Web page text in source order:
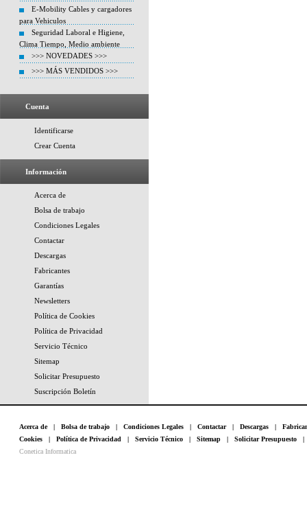
E-Mobility Cables y cargadores
para Vehiculos
Seguridad Laboral e Higiene,
Clima Tiempo, Medio ambiente
>>> NOVEDADES >>>
>>> MÁS VENDIDOS >>>
Cuenta
Identificarse
Crear Cuenta
Información
Acerca de
Bolsa de trabajo
Condiciones Legales
Contactar
Descargas
Fabricantes
Garantías
Newsletters
Política de Cookies
Política de Privacidad
Servicio Técnico
Sitemap
Solicitar Presupuesto
Suscripción Boletín
Acerca de| Bolsa de trabajo | Condiciones Legales | Contactar| Descargas |
Cookies | Política de Privacidad | Servicio Técnico | Sitemap | Solicitar Presupuesto
Conetica Informatica